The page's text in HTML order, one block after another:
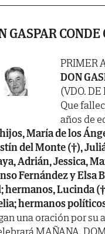
GASPAR CONDE
PRIMER
DON
(VDO.
Que
años de
María de los
del Monte (†),
Adrián, Jessica,
Fernández y Elsa
hermanos, Lucinda
hermanos
una oración por su
MAÑANA,